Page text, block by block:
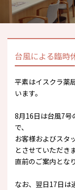
台風による臨時
平素はイスクラ薬
います。
8月16日は台風7号
で、
お客様およびスタ
とさせていただきま
直前のご案内とな
なお、翌日17日は